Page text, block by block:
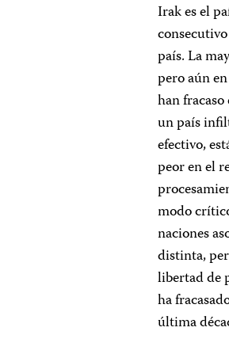
Irak es el
país. La
pero aún
han
un país
efectivo,
peor en el
modo
naciones
distinta,
libertad de
ha
última